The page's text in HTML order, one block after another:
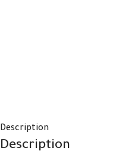
Description
Description